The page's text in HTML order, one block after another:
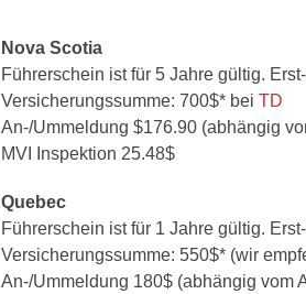
Nova Scotia
Führerschein ist für 5 Jahre gültig.
Versicherungssumme: 700$* bei TD
An-/Ummeldung $176.90 (abhängig
MVI Inspektion 25.48$
Quebec
Führerschein ist für 1 Jahre gültig.
Versicherungssumme: 550$* (wir
An-/Ummeldung 180$ (abhängig vom